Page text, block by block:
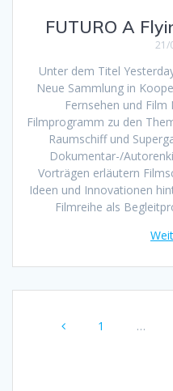
FUTURO A
21/
Unter dem Titel
Neue Sammlung in
Fernsehen und
Filmprogramm zu den
Raumschiff und
Dokumentar-/
Vorträgen erläutern
Ideen und Innovationen
Filmreihe als
Seite
1 …